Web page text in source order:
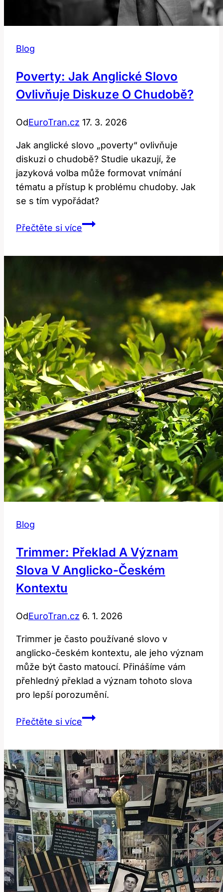
Blog
Poverty: Jak Anglické Slovo
Ovlivňuje Diskuze O Chudobě?
OdEuroTran.cz 17. 3. 2026
Jak anglické slovo „poverty“ ovlivňuje
diskuzi o chudobě? Studie ukazují, že
jazyková volba může formovat vnímání
tématu a přístup k problému chudoby. Jak
se s tím vypořádat?
Přečtěte si vícePoverty:
Ovlivňuje
Diskuze
Chudobě?
Blog
Trimmer: Překlad A Význam
Slova V Anglicko-Českém
Kontextu
OdEuroTran.cz 6. 1. 2026
Trimmer je často používané slovo v
anglicko-českém kontextu, ale jeho význam
může být často matoucí. Přinášíme vám
přehledný překlad a význam tohoto slova
pro lepší porozumění.
Přečtěte si víceTrimmer:
Význam
Slova
v
Anglicko-
Českém
Kontextu